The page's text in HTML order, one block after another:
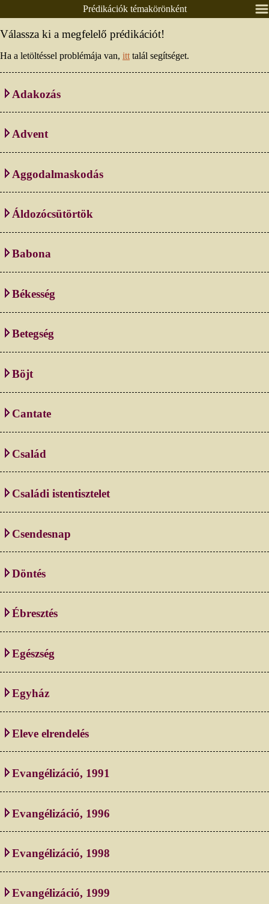
Nyitólap
Pályázatok
Időrendben
Prédikációk témakörönként
Válassza ki a megfelelő prédikációt!
Ha a letöltéssel problémája van, itt talál segítséget.
Adakozás
Advent
Aggodalmaskodás
Áldozócsütörtök
Babona
Békesség
Betegség
Böjt
Cantate
Család
Családi istentisztelet
Csendesnap
Döntés
Ébresztés
Egészség
Egyház
Eleve elrendelés
Evangélizáció, 1991
Evangélizáció, 1996
Evangélizáció, 1998
Evangélizáció, 1999